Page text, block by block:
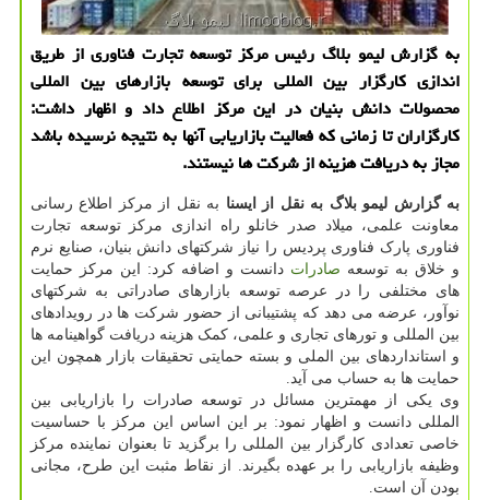
به گزارش لیمو بلاگ رئیس مركز توسعه تجارت فناوری از طریق
اندازی كارگزار بین المللی برای توسعه بازارهای بین المللی
محصولات دانش بنیان در این مركز اطلاع داد و اظهار داشت:
كارگزاران تا زمانی كه فعالیت بازاریابی آنها به نتیجه نرسیده باشد
مجاز به دریافت هزینه از شركت ها نیستند.
به گزارش لیمو بلاگ به نقل از ایسنا به نقل از مرکز اطلاع رسانی
معاونت علمی، میلاد صدر خانلو راه اندازی مرکز توسعه تجارت
فناوری پارک فناوری پردیس را نیاز شرکتهای دانش بنیان، صنایع نرم
و خلاق به توسعه صادرات دانست و اضافه کرد: این مرکز حمایت
های مختلفی را در عرصه توسعه بازارهای صادراتی به شرکتهای
نوآور، عرضه می دهد که پشتیبانی از حضور شرکت ها در رویدادهای
بین المللی و تورهای تجاری و علمی، کمک هزینه دریافت گواهینامه ها
و استانداردهای بین الملی و بسته حمایتی تحقیقات بازار همچون این
حمایت ها به حساب می آید.
وی یکی از مهمترین مسائل در توسعه صادرات را بازاریابی بین
المللی دانست و اظهار نمود: بر این اساس این مرکز با حساسیت
خاصی تعدادی کارگزار بین المللی را برگزید تا بعنوان نماینده مرکز
وظیفه بازاریابی را بر عهده بگیرند. از نقاط مثبت این طرح، مجانی
بودن آن است.